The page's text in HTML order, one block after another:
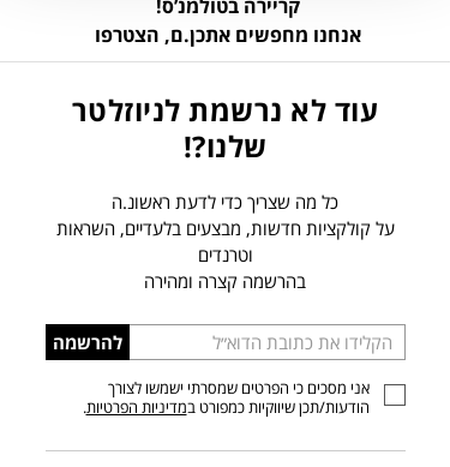
קריירה בטולמנ’ס!
אנחנו מחפשים אתכן.ם, הצטרפו
עוד לא נרשמת לניוזלטר
שלנו?!
כל מה שצריך כדי לדעת ראשונ.ה
על קולקציות חדשות, מבצעים בלעדיים, השראות
וטרנדים
בהרשמה קצרה ומהירה
הכניסו
כתובת
דוא”ל
להרשמה
אני מסכים כי הפרטים שמסרתי ישמשו לצורך
הודעות/תכן שיווקיות כמפורט במדיניות הפרטיות.